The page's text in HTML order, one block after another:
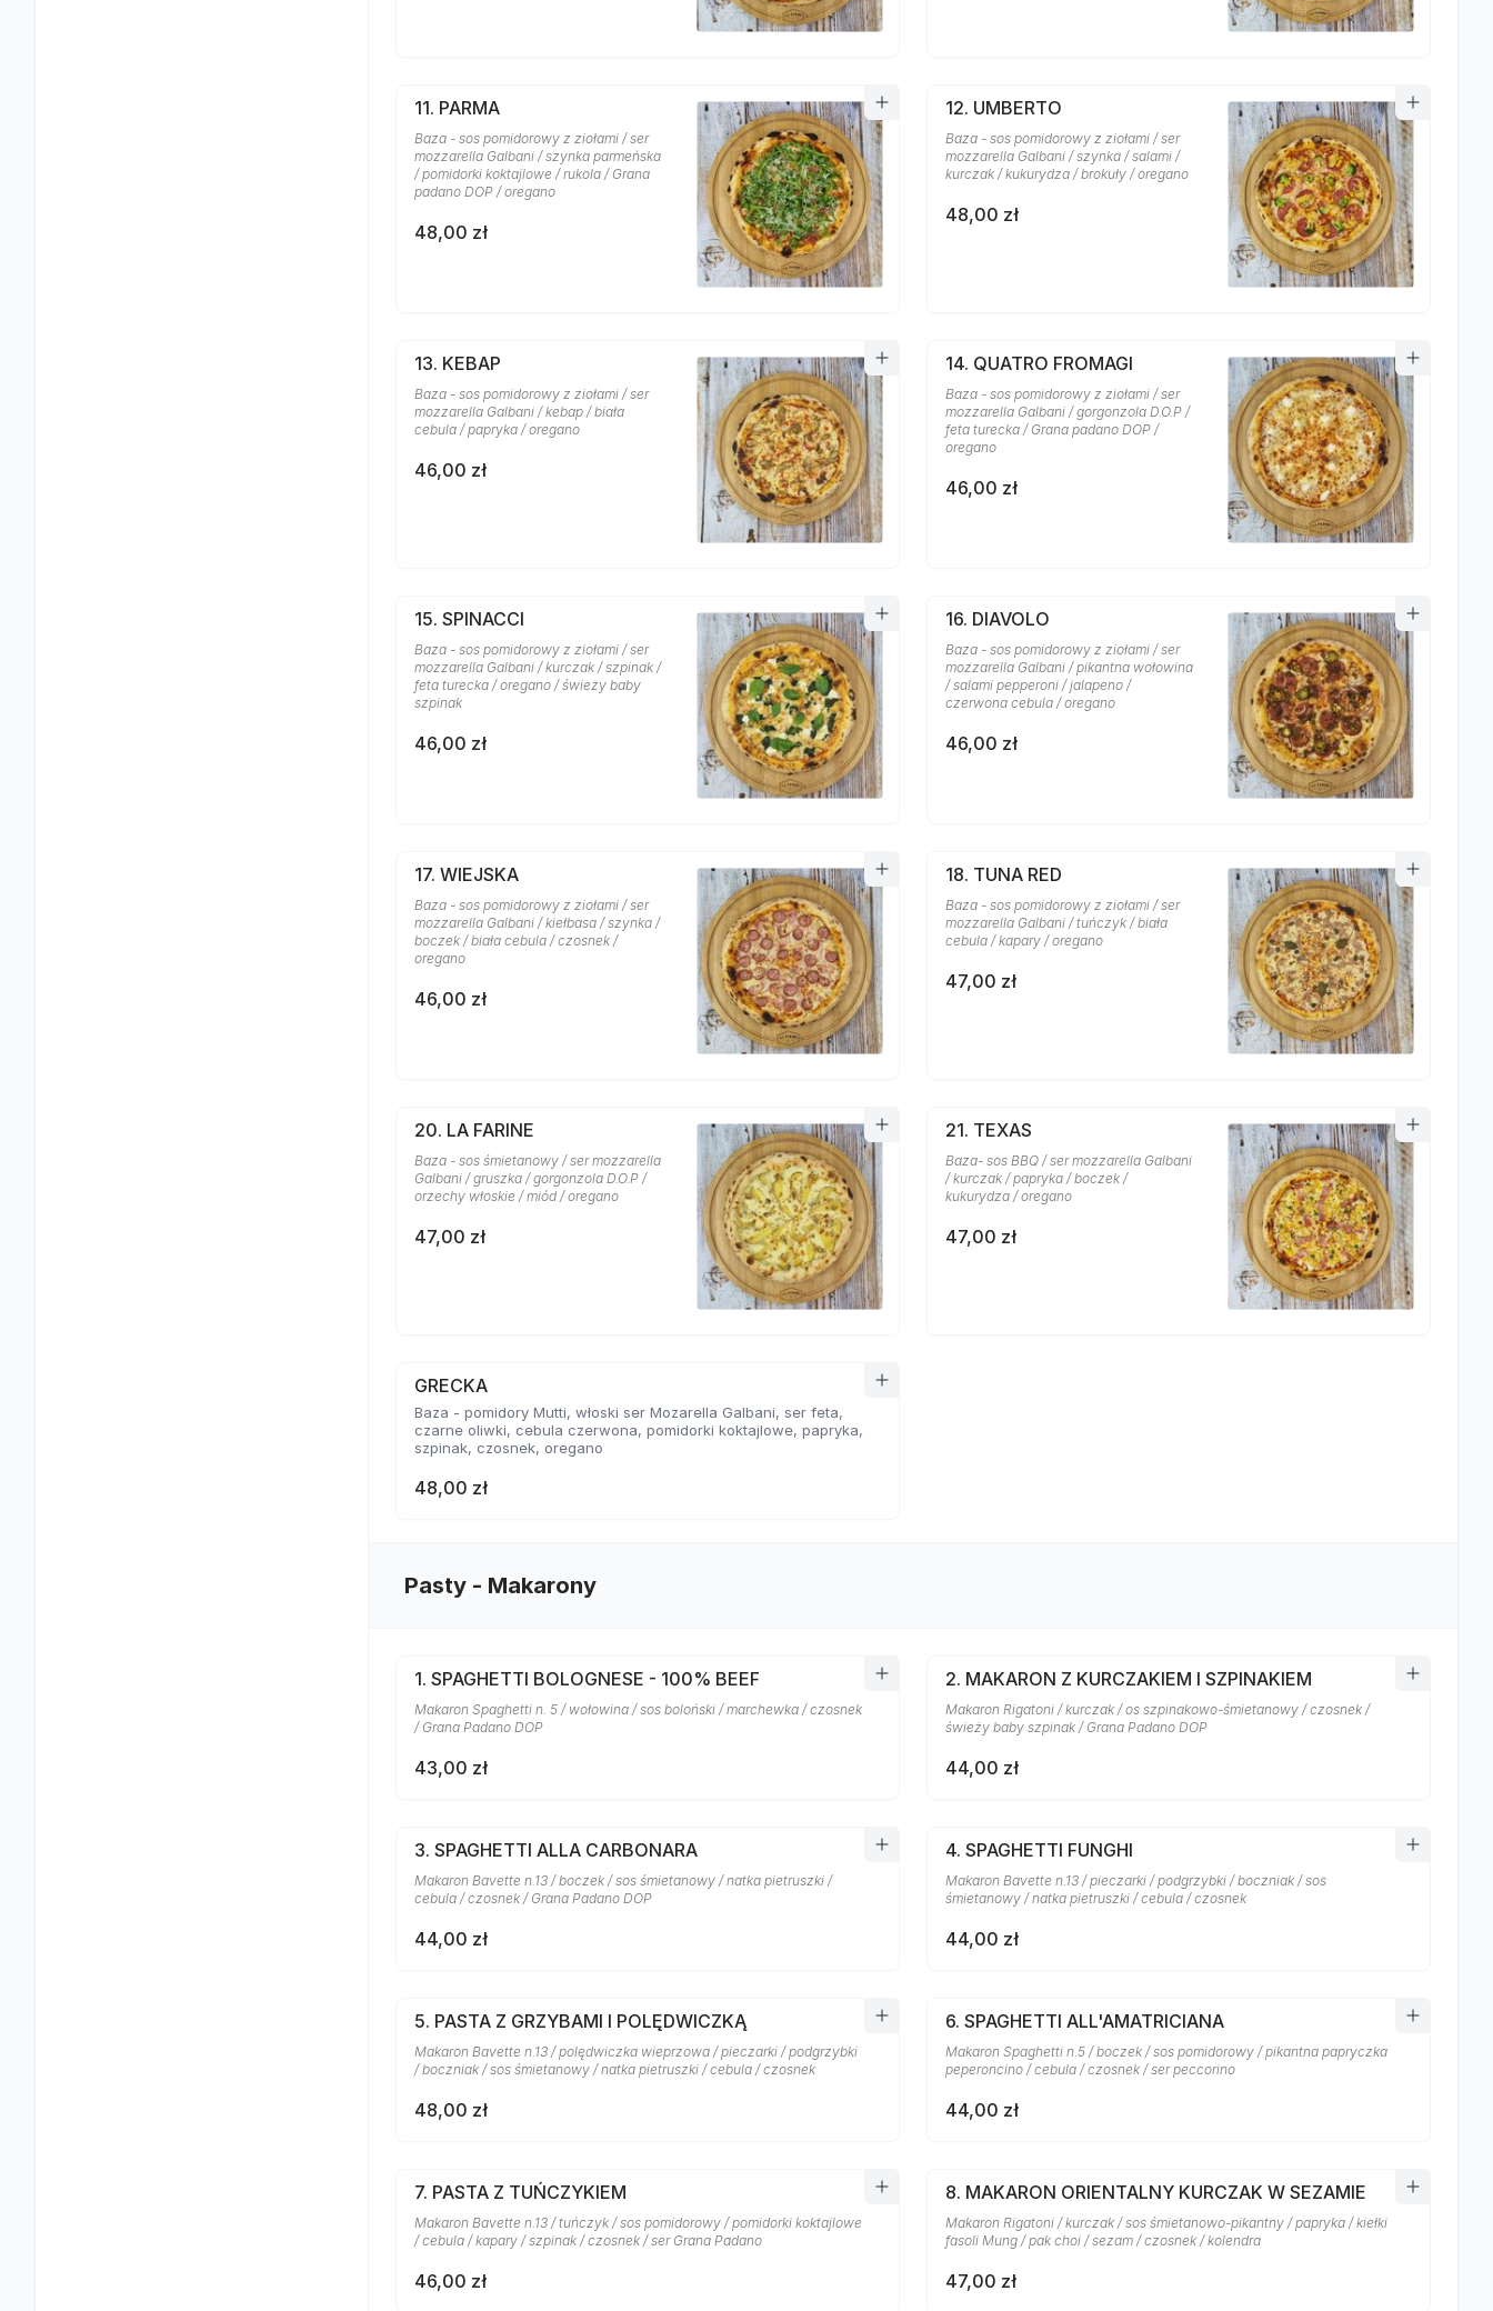
11. PARMA
Baza - sos pomidorowy z ziołami / ser
mozzarella Galbani / szynka parmeńska
/ pomidorki koktajlowe / rukola / Grana
padano DOP / oregano
48,00 zł
12. UMBERTO
Baza - sos pomidorowy z ziołami / ser
mozzarella Galbani / szynka / salami /
kurczak / kukurydza / brokuły / oregano
48,00 zł
13. KEBAP
Baza - sos pomidorowy z ziołami / ser
mozzarella Galbani / kebap / biała
cebula / papryka / oregano
46,00 zł
14. QUATRO FROMAGI
Baza - sos pomidorowy z ziołami / ser
mozzarella Galbani / gorgonzola D.O.P /
feta turecka / Grana padano DOP /
oregano
46,00 zł
15. SPINACCI
Baza - sos pomidorowy z ziołami / ser
mozzarella Galbani / kurczak / szpinak /
feta turecka / oregano / świeży baby
szpinak
46,00 zł
16. DIAVOLO
Baza - sos pomidorowy z ziołami / ser
mozzarella Galbani / pikantna wołowina
/ salami pepperoni / jalapeno /
czerwona cebula / oregano
46,00 zł
17. WIEJSKA
Baza - sos pomidorowy z ziołami / ser
mozzarella Galbani / kiełbasa / szynka /
boczek / biała cebula / czosnek /
oregano
46,00 zł
18. TUNA RED
Baza - sos pomidorowy z ziołami / ser
mozzarella Galbani / tuńczyk / biała
cebula / kapary / oregano
47,00 zł
20. LA FARINE
Baza - sos śmietanowy / ser mozzarella
Galbani / gruszka / gorgonzola D.O.P /
orzechy włoskie / miód / oregano
47,00 zł
21. TEXAS
Baza- sos BBQ / ser mozzarella Galbani
/ kurczak / papryka / boczek /
kukurydza / oregano
47,00 zł
GRECKA
Baza - pomidory Mutti, włoski ser Mozarella Galbani, ser feta,
czarne oliwki, cebula czerwona, pomidorki koktajlowe, papryka,
szpinak, czosnek, oregano
48,00 zł
Pasty - Makarony
1. SPAGHETTI BOLOGNESE - 100% BEEF
Makaron Spaghetti n. 5 / wołowina / sos boloński / marchewka / czosnek
/ Grana Padano DOP
43,00 zł
2. MAKARON Z KURCZAKIEM I SZPINAKIEM
Makaron Rigatoni / kurczak / os szpinakowo-śmietanowy / czosnek /
świeży baby szpinak / Grana Padano DOP
44,00 zł
3. SPAGHETTI ALLA CARBONARA
Makaron Bavette n.13 / boczek / sos śmietanowy / natka pietruszki /
cebula / czosnek / Grana Padano DOP
44,00 zł
4. SPAGHETTI FUNGHI
Makaron Bavette n.13 / pieczarki / podgrzybki / boczniak / sos
śmietanowy / natka pietruszki / cebula / czosnek
44,00 zł
5. PASTA Z GRZYBAMI I POLĘDWICZKĄ
Makaron Bavette n.13 / polędwiczka wieprzowa / pieczarki / podgrzybki
/ boczniak / sos śmietanowy / natka pietruszki / cebula / czosnek
48,00 zł
6. SPAGHETTI ALL'AMATRICIANA
Makaron Spaghetti n.5 / boczek / sos pomidorowy / pikantna papryczka
peperoncino / cebula / czosnek / ser peccorino
44,00 zł
7. PASTA Z TUŃCZYKIEM
Makaron Bavette n.13 / tuńczyk / sos pomidorowy / pomidorki koktajlowe
/ cebula / kapary / szpinak / czosnek / ser Grana Padano
46,00 zł
8. MAKARON ORIENTALNY KURCZAK W SEZAMIE
Makaron Rigatoni / kurczak / sos śmietanowo-pikantny / papryka / kiełki
fasoli Mung / pak choi / sezam / czosnek / kolendra
47,00 zł